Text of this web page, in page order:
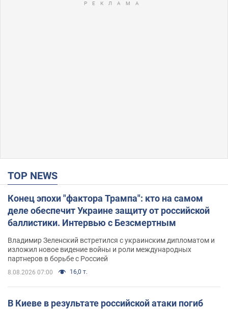
TOP NEWS
Конец эпохи "фактора Трампа": кто на самом
деле обеспечит Украине защиту от российской
баллистики. Интервью с Безсмертным
Владимир Зеленский встретился с украинским дипломатом и
изложил новое видение войны и роли международных
партнеров в борьбе с Россией
8.08.2026 07:00 16,0 т.
В Киеве в результате российской атаки погиб